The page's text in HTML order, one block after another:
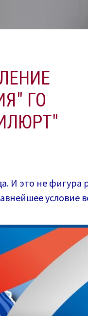
ГО
И это не фигура